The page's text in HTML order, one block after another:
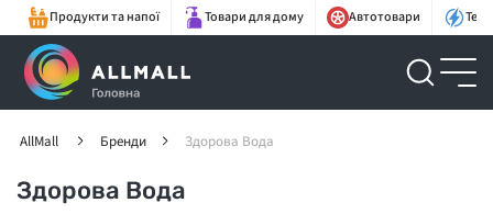
Продукти та напої Товари для дому Автотовари
AllMall Бренди Здорова Вода
Здорова Вода